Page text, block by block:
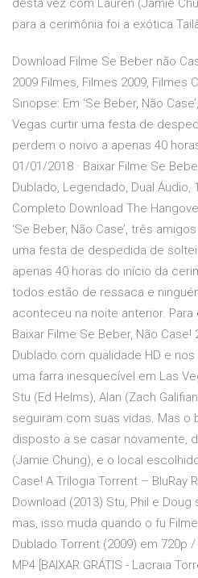
desta vez com Lauren (Jamie
para a cerimônia foi a exótica
Download Filme Se Beber não
2009 Filmes, Filmes 2009, Filmes
Sinopse: Em ‘Se Beber, Não
Vegas curtir uma festa de
perdem o noivo a apenas 40
01/01/2018 · Baixar Filme Se
Dublado, Legendado, Dual Áudio,
Completo Download The
‘Se Beber, Não Case’, três
uma festa de despedida de
apenas 40 horas do início da
todos estão de ressaca e
aconteceu na noite anterior.
Baixar Filme Se Beber, Não
Dublado com qualidade HD e
uma farra inesquecível em Las
Stu (Ed Helms), Alan (Zach
seguiram com suas vidas. Mas o
disposto a se casar novamente,
(Jamie Chung), e o local
Case! A Trilogia Torrent – BluRay
Download (2013) Stu, Phil e
mas, isso muda quando o fu
Dublado Torrent (2009) em 720p
MP4 [BAIXAR GRÁTIS - Lacraia